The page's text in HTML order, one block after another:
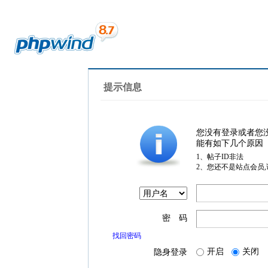
提示信息
您没有登录或者您
能有如下几个原因
1、帖子ID非法
2、您还不是站点会员
密 码
找回密码
隐身登录 开启 关闭